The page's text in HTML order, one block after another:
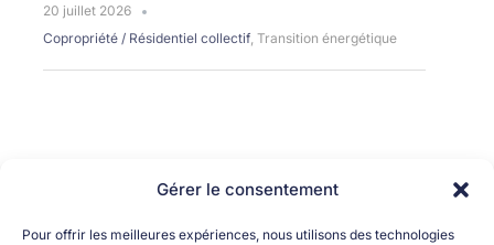
Gérer le consentement
Pour offrir les meilleures expériences, nous utilisons des technologies
20 juillet 2026
Copropriété / Résidentiel collectif ,Transition énergétique